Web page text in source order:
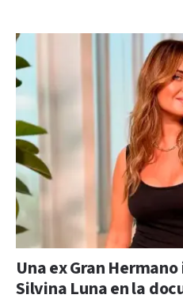
Una ex Gran
Silvina Luna en la